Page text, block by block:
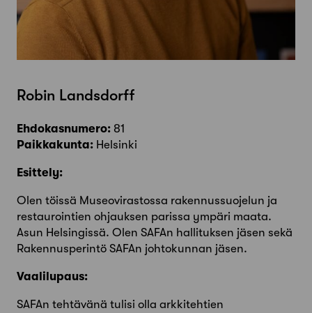
Robin Landsdorff
Ehdokasnumero: 81
Paikkakunta: Helsinki
Esittely:
Olen töissä Museovirastossa rakennussuojelun ja
restaurointien ohjauksen parissa ympäri maata.
Asun Helsingissä. Olen SAFAn hallituksen jäsen sekä
Rakennusperintö SAFAn johtokunnan jäsen.
Vaalilupaus:
SAFAn tehtävänä tulisi olla arkkitehtien